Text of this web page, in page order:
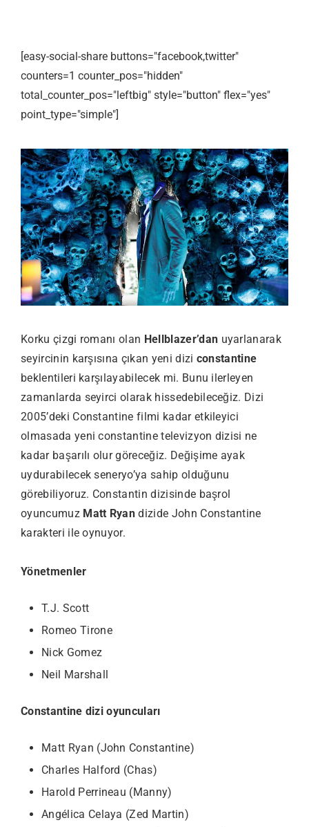
[easy-social-share buttons="facebook,twitter"
counters=1 counter_pos="hidden"
total_counter_pos="leftbig" style="button" flex="yes"
point_type="simple"]
Korku çizgi romanı olan Hellblazer’dan uyarlanarak
seyircinin karşısına çıkan yeni dizi constantine
beklentileri karşılayabilecek mi. Bunu ilerleyen
zamanlarda seyirci olarak hissedebileceğiz. Dizi
2005’deki Constantine filmi kadar etkileyici
olmasada yeni constantine televizyon dizisi ne
kadar başarılı olur göreceğiz. Değişime ayak
uydurabilecek seneryo’ya sahip olduğunu
görebiliyoruz. Constantin dizisinde başrol
oyuncumuz Matt Ryan dizide John Constantine
karakteri ile oynuyor.
Yönetmenler
T.J. Scott
Romeo Tirone
Nick Gomez
Neil Marshall
Constantine dizi oyuncuları
Matt Ryan (John Constantine)
Charles Halford (Chas)
Harold Perrineau (Manny)
Angélica Celaya (Zed Martin)